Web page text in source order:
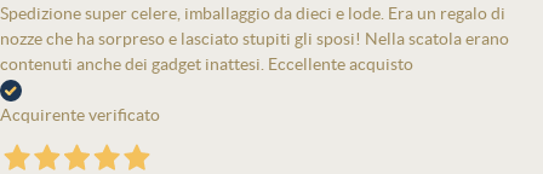
Spedizione super celere, imballaggio da dieci e lode. Era un regalo di
nozze che ha sorpreso e lasciato stupiti gli sposi! Nella scatola erano
contenuti anche dei gadget inattesi. Eccellente acquisto
Acquirente verificato